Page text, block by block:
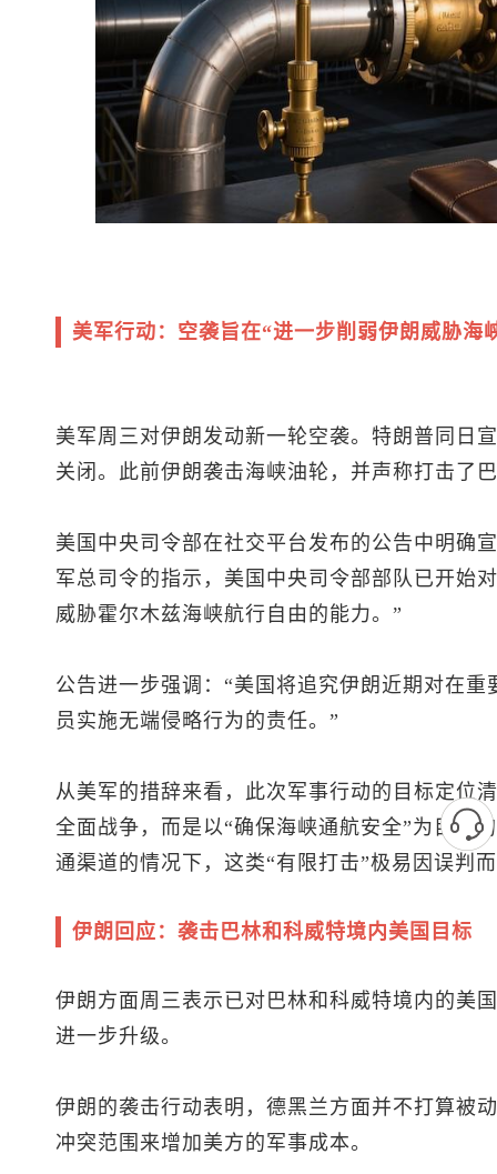
美军行动：空袭旨在“进一步削弱伊朗威胁海
美军周三对伊朗发动新一轮空袭。特朗普同日
关闭。此前伊朗袭击海峡油轮，并声称打击了
美国中央司令部在社交平台发布的公告中明确
军总司令的指示，美国中央司令部部队已开始
威胁霍尔木兹海峡航行自由的能力。”
公告进一步强调：“美国将追究伊朗近期对在
员实施无端侵略行为的责任。”
从美军的措辞来看，此次军事行动的目标定
全面战争，而是以“确保海峡通航安全”为目标
通渠道的情况下，这类“有限打击”极易因误判
伊朗回应：袭击巴林和科威特境内美国目标
伊朗方面周三表示已对巴林和科威特境内的美
进一步升级。
伊朗的袭击行动表明，德黑兰方面并不打算被
冲突范围来增加美方的军事成本。